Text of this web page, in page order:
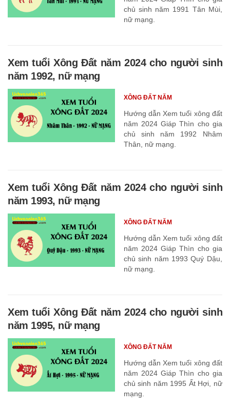
chủ sinh năm 1991 Tân Mùi,
nữ mạng.
Xem tuổi Xông Đất năm 2024 cho người sinh
năm 1992, nữ mạng
Hướng dẫn Xem tuổi xông đất
năm 2024 Giáp Thìn cho gia
chủ sinh năm 1992 Nhâm
Thân, nữ mạng.
XÔNG ĐẤT NĂM
Xem tuổi Xông Đất năm 2024 cho người sinh
năm 1993, nữ mạng
Hướng dẫn Xem tuổi xông đất
năm 2024 Giáp Thìn cho gia
chủ sinh năm 1993 Quý Dậu,
nữ mạng.
XÔNG ĐẤT NĂM
Xem tuổi Xông Đất năm 2024 cho người sinh
năm 1995, nữ mạng
Hướng dẫn Xem tuổi xông đất
năm 2024 Giáp Thìn cho gia
chủ sinh năm 1995 Ất Hợi, nữ
mạng.
XÔNG ĐẤT NĂM